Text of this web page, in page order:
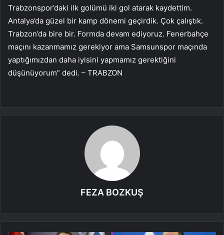
Trabzonspor’daki ilk golümü iki gol atarak kaydettim.
Antalya’da güzel bir kamp dönemi geçirdik. Çok çalıştık.
Trabzon’da bire bir. Formda devam ediyoruz. Fenerbahçe
maçını kazanmamız gerekiyor ama Samsunspor maçında
yaptığımızdan daha iyisini yapmamız gerektiğini
düşünüyorum” dedi. – TRABZON
FEZA BOZKUŞ